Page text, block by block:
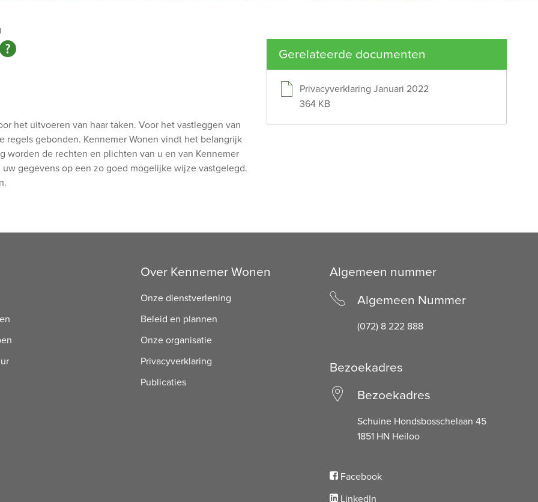
het uitvoeren van haar taken. Voor het vastleggen van
regels gebonden. Kennemer Wonen vindt het belangrijk
worden de rechten en plichten van u en van Kennemer
gegevens op een zo goed mogelijke wijze vastgelegd.
Gerelateerde documenten
Privacyverklaring Januari 2022
364 KB
Over Kennemer Wonen
Onze dienstverlening
Beleid en plannen
Onze organisatie
Privacyverklaring
Publicaties
Algemeen nummer
Algemeen Nummer
(072) 8 222 888
Bezoekadres
Bezoekadres
Schuine Hondsbosschelaan 45
1851 HN Heiloo
Facebook
LinkedIn